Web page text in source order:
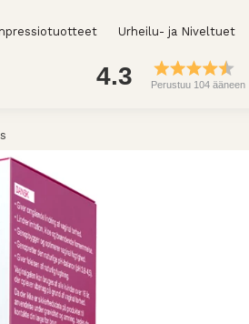
Urheilu- ja Niveltuet
4.3 Perustuu 104 ääneen